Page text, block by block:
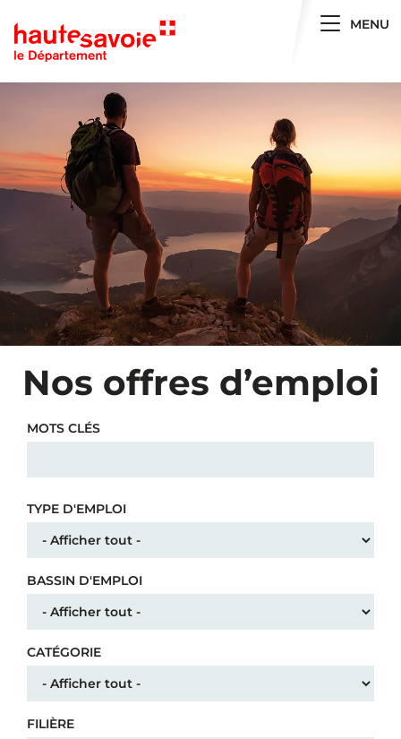
Toggle
MENU
Nos offres d’emploi
MOTS CLÉS
TYPE D'EMPLOI
BASSIN D'EMPLOI
CATÉGORIE
FILIÈRE